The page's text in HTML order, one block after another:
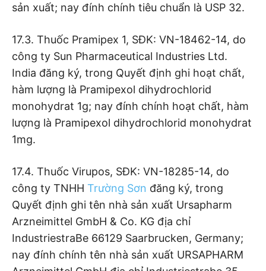
sản xuất; nay đính chính tiêu chuẩn là USP 32.
17.3. Thuốc Pramipex 1, SĐK: VN-18462-14, do
công ty Sun Pharmaceutical Industries Ltd.
India đăng ký, trong Quyết định ghi hoạt chất,
hàm lượng là Pramipexol dihydrochlorid
monohydrat 1g; nay đính chính hoạt chất, hàm
lượng là Pramipexol dihydrochlorid monohydrat
1mg.
17.4. Thuốc Virupos, SĐK: VN-18285-14, do
công ty TNHH Trường Sơn đăng ký, trong
Quyết định ghi tên nhà sản xuất Ursapharm
Arzneimittel GmbH & Co. KG địa chỉ
IndustriestraBe 66129 Saarbrucken, Germany;
nay đính chính tên nhà sản xuất URSAPHARM